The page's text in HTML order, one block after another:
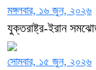
মঙ্গলবার, ১৬ জুন, ২০২৬
যুক্তরাষ্ট্র-ইরান
সোমবার, ১৫ জুন, ২০২৬